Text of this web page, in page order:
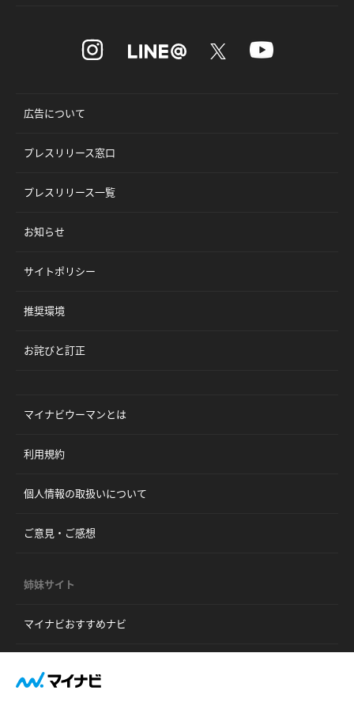
広告について
プレスリリース窓口
プレスリリース一覧
お知らせ
サイトポリシー
推奨環境
お詫びと訂正
マイナビウーマンとは
利用規約
個人情報の取扱いについて
ご意見・ご感想
姉妹サイト
マイナビおすすめナビ